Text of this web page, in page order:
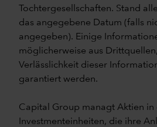
Tochtergesellschaften. Stand
das angegebene Datum (falls
angegeben). Einige
möglicherweise aus
Verlässlichkeit dieser
garantiert werden.
Capital Group managt Aktien in
Investmenteinheiten, die ihre